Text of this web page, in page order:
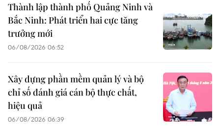
Thành lập thành phố Quảng Ninh và
Bắc Ninh: Phát triển hai cực tăng
trưởng mới
06/08/2026 06:52
Xây dựng phần mềm quản lý và bộ
chỉ số đánh giá cán bộ thực chất,
hiệu quả
06/08/2026 06:39